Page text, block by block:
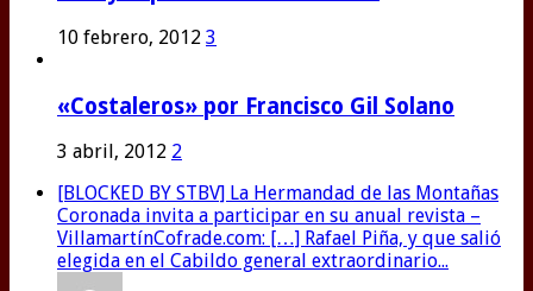
10 febrero, 2012 3
«Costaleros» por Francisco Gil Solano
3 abril, 2012 2
[BLOCKED BY STBV] La Hermandad de las Montañas
Coronada invita a participar en su anual revista –
VillamartínCofrade.com: […] Rafael Piña, y que salió
elegida en el Cabildo general extraordinario...